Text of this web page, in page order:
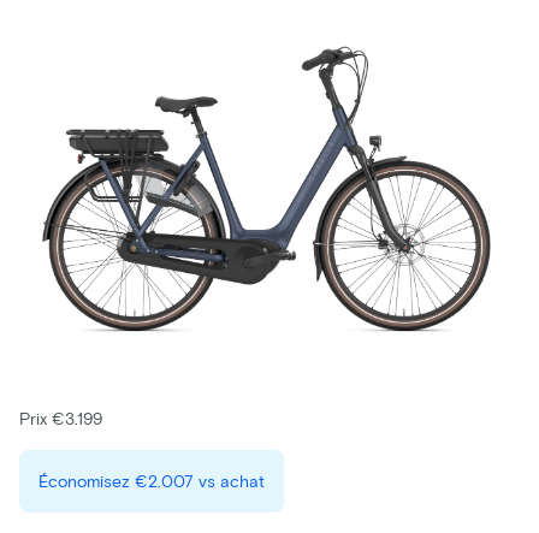
Prix €3.199
Économisez €2.007 vs achat